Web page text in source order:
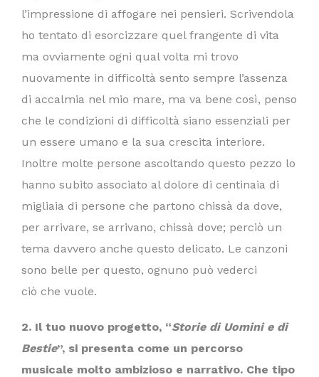
l’impressione di affogare nei pensieri. Scrivendola
ho tentato di esorcizzare quel frangente di vita
ma ovviamente ogni qual volta mi trovo
nuovamente in difficoltà sento sempre l’assenza
di accalmia nel mio mare, ma va bene così, penso
che le condizioni di difficoltà siano essenziali per
un essere umano e la sua crescita interiore.
Inoltre molte persone ascoltando questo pezzo lo
hanno subito associato al dolore di centinaia di
migliaia di persone che partono chissà da dove,
per arrivare, se arrivano, chissà dove; perciò un
tema davvero anche questo delicato. Le canzoni
sono belle per questo, ognuno può vederci
ciò che vuole.
2. Il tuo nuovo progetto, “Storie di Uomini e di
Bestie”, si presenta come un percorso
musicale molto ambizioso e narrativo. Che tipo